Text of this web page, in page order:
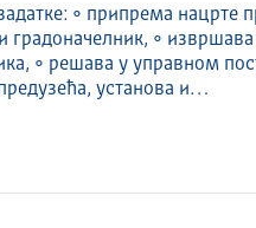
• припрема нацрте
градоначелник, •
• решава у управном
установа и…